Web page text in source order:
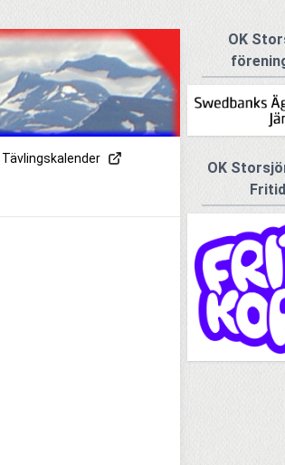
Tävlingskalender
OK
OK